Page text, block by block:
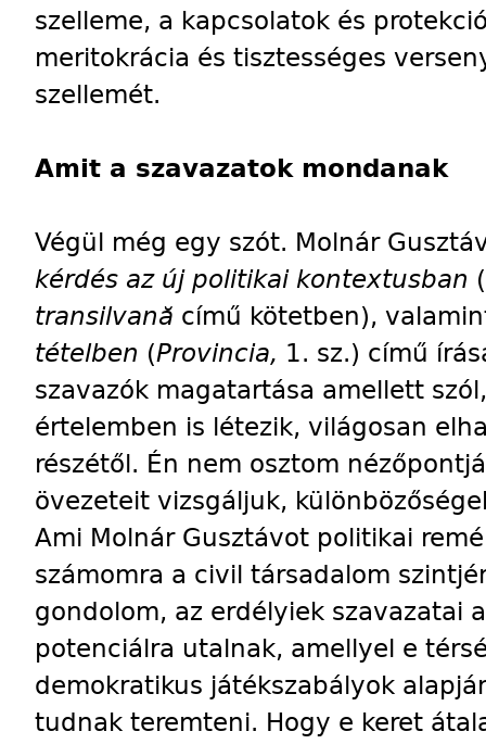
szelleme, a kapcsolatok és
meritokrácia és tisztességes
szellemét.
Amit a szavazatok mondanak
Végül még egy szót. Molnár
kérdés az új politikai kontextusban
transilvană című kötetben),
tételben (Provincia, 1. sz.) című
szavazók magatartása amellett
értelemben is létezik, világosan
részétől. Én nem osztom
övezeteit vizsgáljuk,
Ami Molnár Gusztávot politikai
számomra a civil társadalom
gondolom, az erdélyiek szavazatai
potenciálra utalnak, amellyel e
demokratikus játékszabályok
tudnak teremteni. Hogy e keret